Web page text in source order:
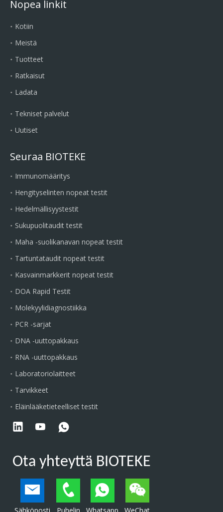
Nopea linkit
Kotiin
Meistä
Tuotteet
Ratkaisut
Ladata
Tekniset palvelut
Uutiset
Seuraa BIOTEKE
Immunomääritys
Hengityselinten nopeat testit
Hedelmällisyystestit
Sukupuolitaudit testit
Maha -suolikanavan nopeat testit
Tartuntataudit nopeat testit
Kasvainmarkkerit nopeat testit
DOA Rapid Testit
Molekyylidiagnostiikka
PCR -sarjat
DNA -uuttopakkaus
RNA -uuttopakkaus
Laboratoriolaitteet
Tarvikkeet
Eläinlääketieteelliset testit
Ota yhteyttä BIOTEKE